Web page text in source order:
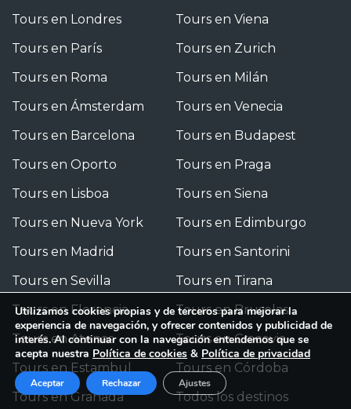
Tours en Londres
Tours en París
Tours en Roma
Tours en Ámsterdam
Tours en Barcelona
Tours en Oporto
Tours en Lisboa
Tours en Nueva York
Tours en Madrid
Tours en Sevilla
Tours en Florencia
Tours en Atenas
Tours en Estambul
Tours en Granada
Tours en Viena
Tours en Zurich
Tours en Milán
Tours en Venecia
Tours en Budapest
Tours en Praga
Tours en Siena
Tours en Edimburgo
Tours en Santorini
Tours en Tirana
Tours en Bruselas
Tours en Cracovia
Tours en Córdoba
Todos los destinos
Utilizamos cookies propias y de terceros para mejorar la
experiencia de navegación, y ofrecer contenidos y publicidad de
interés. Al continuar con la navegación entendemos que se
acepta nuestra Política de cookies & Política de privacidad
Aceptar Rechazar Ajustes